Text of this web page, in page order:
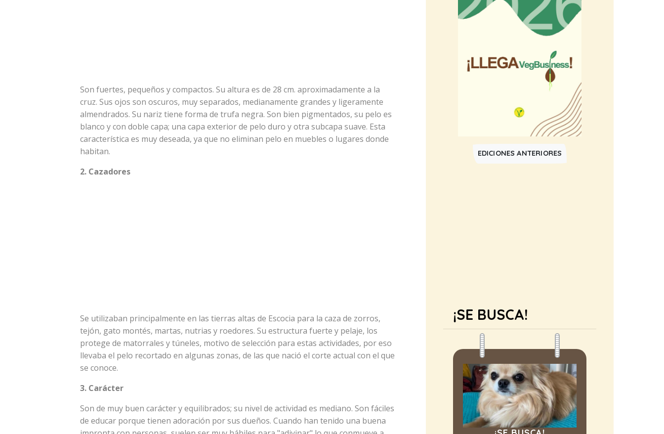
Son fuertes, pequeños y compactos. Su altura es de 28 cm. aproximadamente a la
cruz. Sus ojos son oscuros, muy separados, medianamente grandes y ligeramente
almendrados. Su nariz tiene forma de trufa negra. Son bien pigmentados, su pelo es
blanco y con doble capa; una capa exterior de pelo duro y otra subcapa suave. Esta
característica es muy deseada, ya que no eliminan pelo en muebles o lugares donde
habitan.
2. Cazadores
Se utilizaban principalmente en las tierras altas de Escocia para la caza de zorros,
tejón, gato montés, martas, nutrias y roedores. Su estructura fuerte y pelaje, los
protege de matorrales y túneles, motivo de selección para estas actividades, por eso
llevaba el pelo recortado en algunas zonas, de las que nació el corte actual con el que
se conoce.
3. Carácter
Son de muy buen carácter y equilibrados; su nivel de actividad es mediano. Son fáciles
de educar porque tienen adoración por sus dueños. Cuando han tenido una buena
EDICIONES ANTERIORES
¡SE BUSCA!